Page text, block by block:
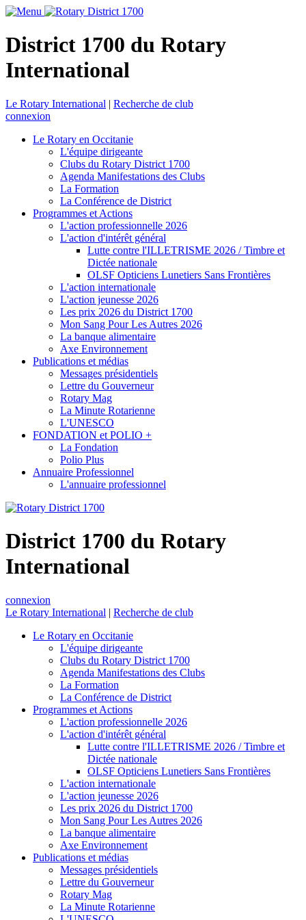
District 1700 du Rotary
International
Le Rotary International | Recherche de club
connexion
Le Rotary en Occitanie
L'équipe dirigeante
Clubs du Rotary District 1700
Agenda Manifestations des Clubs
La Formation
La Conférence de District
Programmes et Actions
L'action professionnelle 2026
L'action d'intérêt général
Lutte contre l'ILLETRISME 2026 / Timbre et
Dictée nationale
OLSF Opticiens Lunetiers Sans Frontières
L'action internationale
L'action jeunesse 2026
Les prix 2026 du District 1700
Mon Sang Pour Les Autres 2026
La banque alimentaire
Axe Environnement
Publications et médias
Messages présidentiels
Lettre du Gouverneur
Rotary Mag
La Minute Rotarienne
L'UNESCO
FONDATION et POLIO +
La Fondation
Polio Plus
Annuaire Professionnel
L'annuaire professionnel
District 1700 du Rotary
International
connexion
Le Rotary International | Recherche de club
Le Rotary en Occitanie
L'équipe dirigeante
Clubs du Rotary District 1700
Agenda Manifestations des Clubs
La Formation
La Conférence de District
Programmes et Actions
L'action professionnelle 2026
L'action d'intérêt général
Lutte contre l'ILLETRISME 2026 / Timbre et
Dictée nationale
OLSF Opticiens Lunetiers Sans Frontières
L'action internationale
L'action jeunesse 2026
Les prix 2026 du District 1700
Mon Sang Pour Les Autres 2026
La banque alimentaire
Axe Environnement
Publications et médias
Messages présidentiels
Lettre du Gouverneur
Rotary Mag
La Minute Rotarienne